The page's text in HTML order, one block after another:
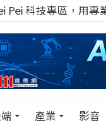
Pei 科技專區，用專
產業 影音